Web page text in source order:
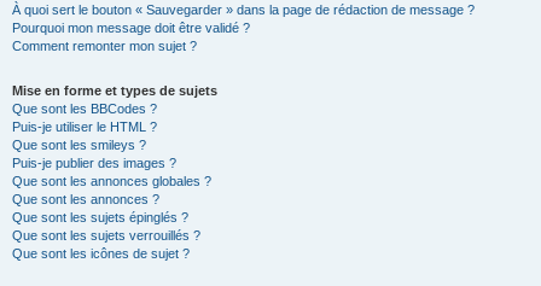
À quoi sert le bouton « Sauvegarder » dans la page de rédaction de message ?
Pourquoi mon message doit être validé ?
Comment remonter mon sujet ?
Mise en forme et types de sujets
Que sont les BBCodes ?
Puis-je utiliser le HTML ?
Que sont les smileys ?
Puis-je publier des images ?
Que sont les annonces globales ?
Que sont les annonces ?
Que sont les sujets épinglés ?
Que sont les sujets verrouillés ?
Que sont les icônes de sujet ?